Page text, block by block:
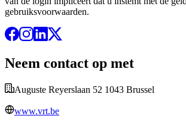
gebruiksvoorwaarden.
Neem contact op met
Auguste Reyerslaan 52 1043 Brussel
www.vrt.be